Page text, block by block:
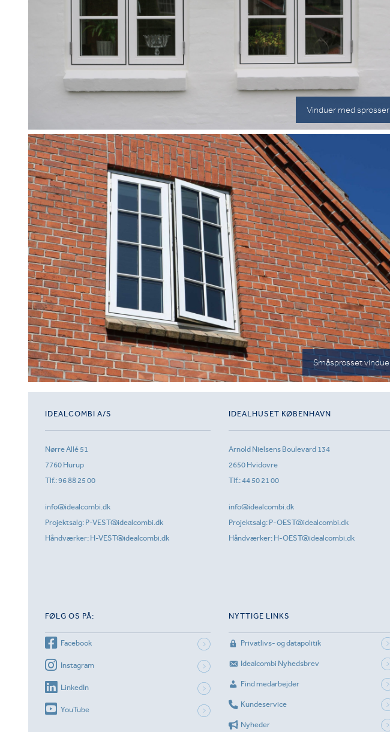
Vinduer med sprosser
Småsprosset vindue
IDEALCOMBI A/S
Nørre Allé 51
7760 Hurup
Tlf.:96 88 25 00
info@idealcombi.dk
Projektsalg: P-VEST@idealcombi.dk
Håndværker: H-VEST@idealcombi.dk
IDEALHUSET KØBENHAVN
Arnold Nielsens Boulevard 134
2650 Hvidovre
Tlf.:44 50 21 00
info@idealcombi.dk
Projektsalg: P-OEST@idealcombi.dk
Håndværker: H-OEST@idealcombi.dk
FØLG OS PÅ:
Facebook
Instagram
LinkedIn
YouTube
NYTTIGE LINKS
Privatlivs- og datapolitik
Idealcombi Nyhedsbrev
Find medarbejder
Kundeservice
Nyheder